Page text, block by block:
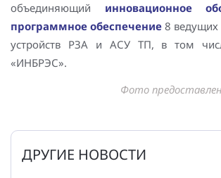
объединяющий инновационное
программное обеспечение 8 ведущих
устройств РЗА и АСУ ТП, в том
«ИНБРЭС».
Фото
ДРУГИЕ НОВОСТИ